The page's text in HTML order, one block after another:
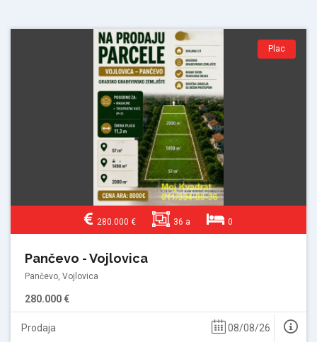
Plac
280.000 € 36 a 0
Pančevo - Vojlovica
Pančevo, Vojlovica
280.000 €
Prodaja 08/08/26